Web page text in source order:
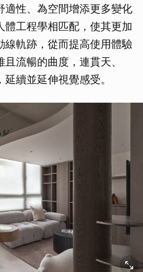
適性、為空間增添更多變化
體工程學相匹配，使其更加
線軌跡，從而提高使用體驗
流暢的曲度，連貫天、
續並延伸視覺感受。